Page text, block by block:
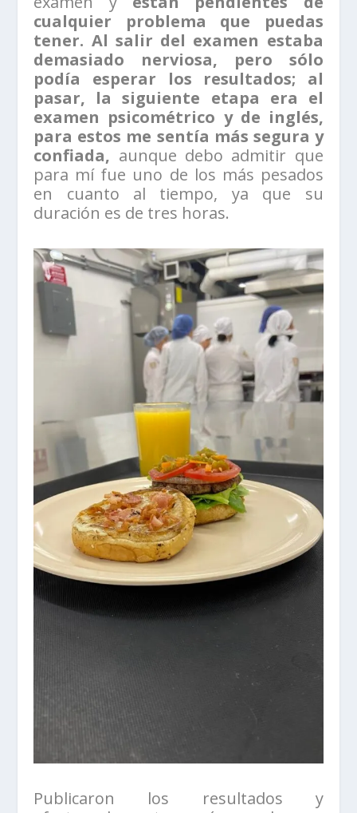
cualquier problema que puedas
tener. Al salir del examen estaba
demasiado nerviosa, pero sólo
podía esperar los resultados; al
pasar, la siguiente etapa era el
examen psicométrico y de inglés,
para estos me sentía más segura y
confiada, aunque debo admitir que
para mí fue uno de los más pesados
en cuanto al tiempo, ya que su
duración es de tres horas.
Publicaron los resultados y